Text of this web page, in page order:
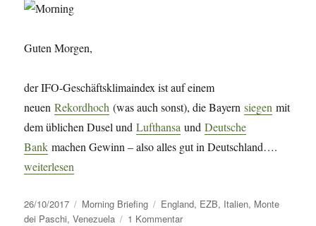
Guten Morgen,
der IFO-Geschäftsklimaindex ist auf einem
neuenRekordhoch (was auch sonst), die Bayernsiegen mit
dem üblichen Dusel undLufthansa undDeutsche
Bank machen Gewinn – also alles gut in Deutschland….
„Morning Briefing 26. Oktober 2017 – Venezuela // England //
weiterlesen
Veröffentlicht
am
26/10/2017 Kategorien
Morning Briefing Schlagwörter
England, EZB, Italien, Monte
dei Paschi,Venezuela 1 Kommentarzu